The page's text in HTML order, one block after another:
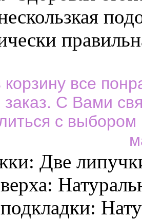
корзину все
С Вами
с
Две